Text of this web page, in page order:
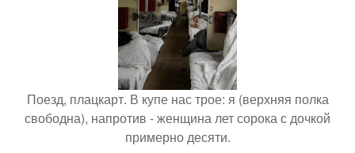
Поезд, плацкарт. В купе нас трое: я (верхняя полка
свободна), напротив - женщина лет сорока с дочкой
примерно десяти.